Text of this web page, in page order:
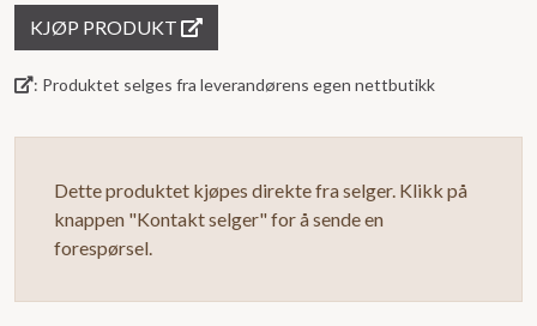
5
KJØP PRODUKT
: Produktet selges fra leverandørens egen nettbutikk
Dette produktet kjøpes direkte fra selger. Klikk på
knappen "Kontakt selger" for å sende en
forespørsel.